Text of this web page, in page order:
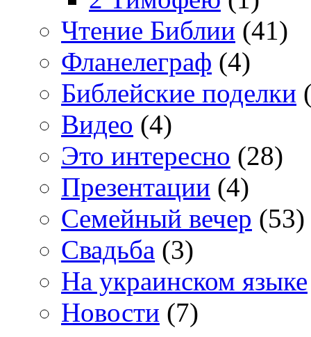
Чтение Библии (41)
Фланелеграф (4)
Библейские поделки
Видео (4)
Это интересно (28)
Презентации (4)
Семейный вечер (53)
Свадьба (3)
На украинском языке
Новости (7)